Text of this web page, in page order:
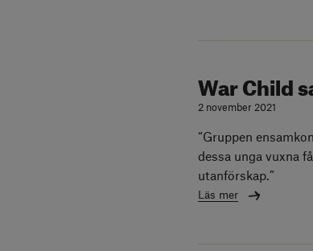
War Child
2 november 2021
“Gruppen
dessa unga vuxna
utanförskap.”
Läs mer